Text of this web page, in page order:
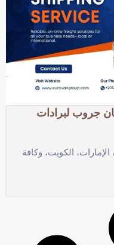
جروب لبرادات
الكويت، وكافة